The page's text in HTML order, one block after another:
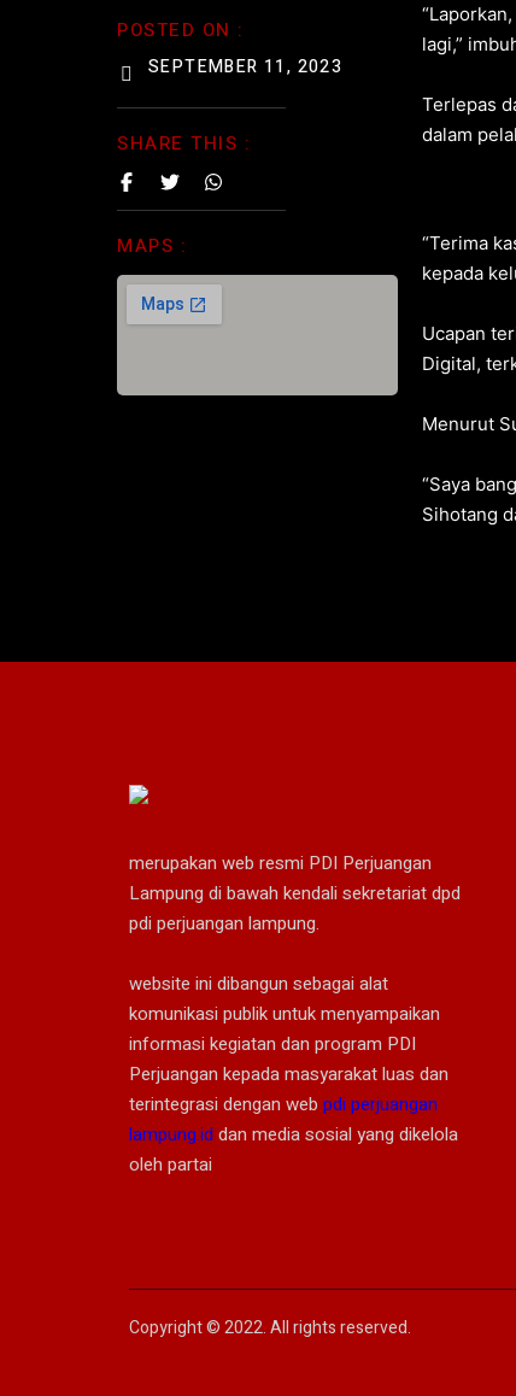
POSTED ON :
SEPTEMBER 11, 2023
SHARE THIS :
MAPS :
lagi,”
Terlepas
dalam
“Terima
kepada
Ucapan
Digital,
Menurut
“Saya
Sihotang
merupakan web resmi PDI Perjuangan
Lampung di bawah kendali sekretariat dpd
pdi perjuangan lampung.
website ini dibangun sebagai alat
komunikasi publik untuk menyampaikan
informasi kegiatan dan program PDI
Perjuangan kepada masyarakat luas dan
terintegrasi dengan web pdi perjuangan
lampung.id dan media sosial yang dikelola
oleh partai
Copyright © 2022. All rights reserved.